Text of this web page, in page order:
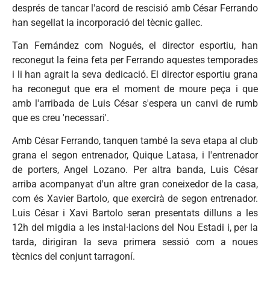
després de tancar l'acord de rescisió amb César Ferrando
han segellat la incorporació del tècnic gallec.
Tan Fernández com Nogués, el director esportiu, han
reconegut la feina feta per Ferrando aquestes temporades
i li han agrait la seva dedicació. El director esportiu grana
ha reconegut que era el moment de moure peça i que
amb l'arribada de Luis César s'espera un canvi de rumb
que es creu 'necessari'.
Amb César Ferrando, tanquen també la seva etapa al club
grana el segon entrenador, Quique Latasa, i l'entrenador
de porters, Angel Lozano. Per altra banda, Luis César
arriba acompanyat d'un altre gran coneixedor de la casa,
com és Xavier Bartolo, que exercirà de segon entrenador.
Luis César i Xavi Bartolo seran presentats dilluns a les
12h del migdia a les instal·lacions del Nou Estadi i, per la
tarda, dirigiran la seva primera sessió com a noues
tècnics del conjunt tarragoní.